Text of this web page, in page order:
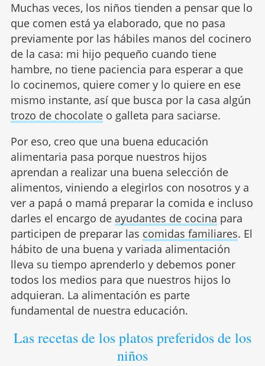
Muchas veces, los niños tienden a pensar que lo
que comen está ya elaborado, que no pasa
previamente por las hábiles manos del cocinero
de la casa: mi hijo pequeño cuando tiene
hambre, no tiene paciencia para esperar a que
lo cocinemos, quiere comer y lo quiere en ese
mismo instante, así que busca por la casa algún
trozo de chocolateo galleta para saciarse.
Por eso, creo que una buena educación
alimentaria pasa porque nuestros hijos
aprendan a realizar una buena selección de
alimentos, viniendo a elegirlos con nosotros y a
ver a papá o mamá preparar la comida e incluso
darles el encargo de ayudantes de cocina para
participen de preparar las comidas familiares. El
hábito de una buena y variada alimentación
lleva su tiempo aprenderlo y debemos poner
todos los medios para que nuestros hijos lo
adquieran. La alimentación es parte
fundamental de nuestra educación.
Las recetas de los platos preferidos de los
niños